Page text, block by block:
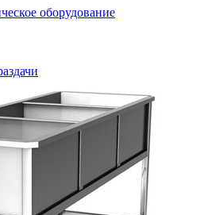
оборудование